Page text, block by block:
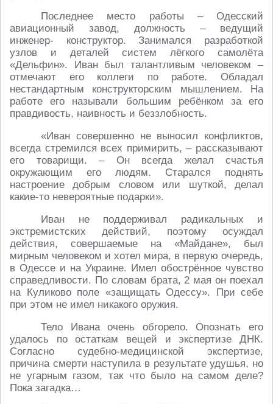
Последнее место работы – Одесский
авиационный завод, должность – ведущий
инженер- конструктор. Занимался разработкой
узлов и деталей систем лёгкого самолёта
«Дельфин». Иван был талантливым человеком –
отмечают его коллеги по работе. Обладал
нестандартным конструкторским мышлением. На
работе его называли большим ребёнком за его
правдивость, наивность и беззлобность.
«Иван совершенно не выносил конфликтов,
всегда стремился всех примирить, – рассказывают
его товарищи. – Он всегда желал счастья
окружающим его людям. Старался поднять
настроение добрым словом или шуткой, делал
какие-то невероятные подарки».
Иван не поддерживал радикальных и
экстремистских действий, поэтому осуждал
действия, совершаемые на «Майдане», был
мирным человеком и хотел мира, в первую очередь,
в Одессе и на Украине. Имел обострённое чувство
справедливости. По словам брата, 2 мая он поехал
на Куликово поле «защищать Одессу». При себе
при этом не имел никакого оружия.
Тело Ивана очень обгорело. Опознать его
удалось по остаткам вещей и экспертизе ДНК.
Согласно судебно-медицинской экспертизе,
причина смерти наступила в результате удушья, но
не угарным газом, так что было на самом деле?
Пока загадка…